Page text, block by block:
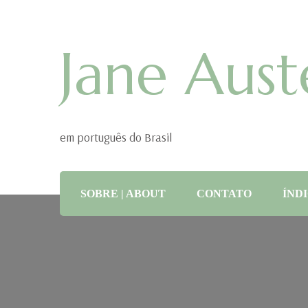
Jane
em português do Brasil
SOBRE | ABOUT CONTATO